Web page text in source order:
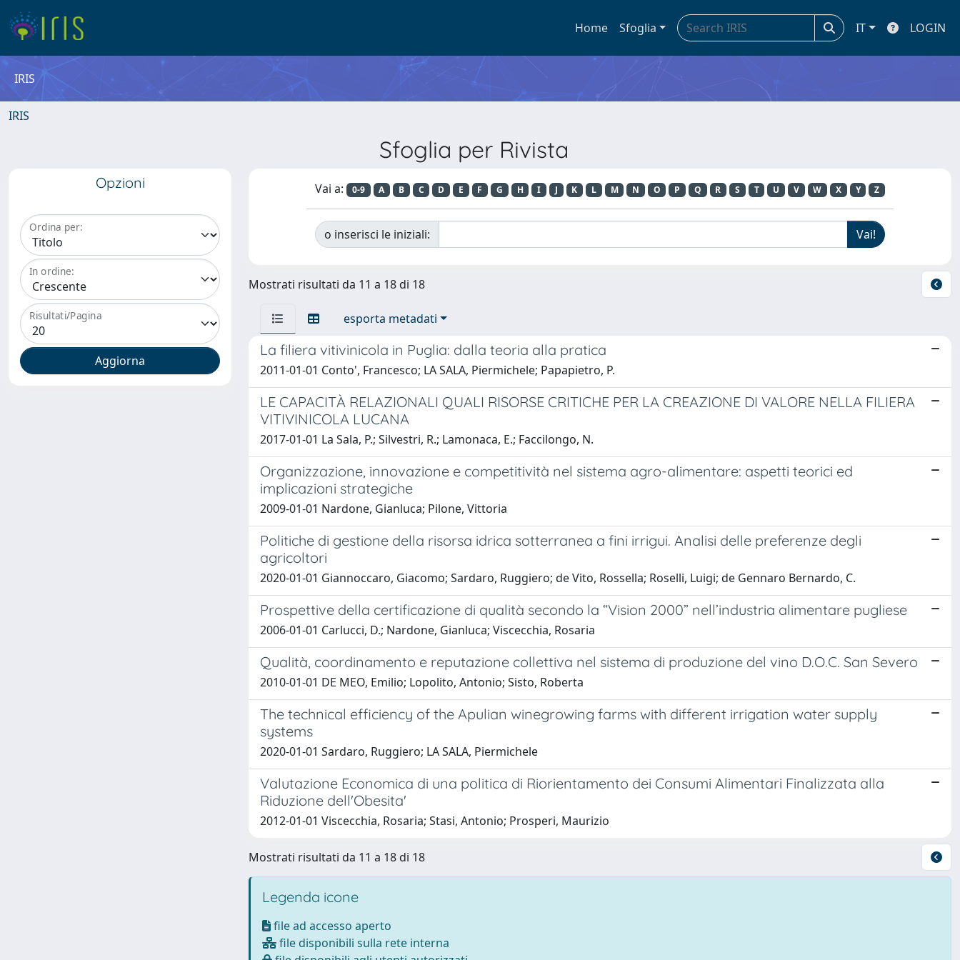
Home Sfoglia IT LOGIN
IRIS
IRIS
Sfoglia per Rivista
Opzioni
Ordina per:
In ordine:
Risultati/Pagina
Vai a: 0-9 A B C D E F G H I J K L M N O P Q R S T U V W X Y Z
o inserisci le iniziali:
Mostrati risultati da 11 a 18 di 18
esporta metadati
La filiera vitivinicola in Puglia: dalla teoria alla pratica
2011-01-01 Conto', Francesco; LA SALA, Piermichele; Papapietro, P.
LE CAPACITÀ RELAZIONALI QUALI RISORSE CRITICHE PER LA CREAZIONE DI VALORE NELLA FILIERA
VITIVINICOLA LUCANA
2017-01-01 La Sala, P.; Silvestri, R.; Lamonaca, E.; Faccilongo, N.
Organizzazione, innovazione e competitività nel sistema agro-alimentare: aspetti teorici ed
implicazioni strategiche
2009-01-01 Nardone, Gianluca; Pilone, Vittoria
Politiche di gestione della risorsa idrica sotterranea a fini irrigui. Analisi delle preferenze degli
agricoltori
2020-01-01 Giannoccaro, Giacomo; Sardaro, Ruggiero; de Vito, Rossella; Roselli, Luigi; de Gennaro Bernardo, C.
Prospettive della certificazione di qualità secondo la “Vision 2000” nell’industria alimentare pugliese
2006-01-01 Carlucci, D.; Nardone, Gianluca; Viscecchia, Rosaria
Qualità, coordinamento e reputazione collettiva nel sistema di produzione del vino D.O.C. San Severo
2010-01-01 DE MEO, Emilio; Lopolito, Antonio; Sisto, Roberta
The technical efficiency of the Apulian winegrowing farms with different irrigation water supply
systems
2020-01-01 Sardaro, Ruggiero; LA SALA, Piermichele
Valutazione Economica di una politica di Riorientamento dei Consumi Alimentari Finalizzata alla
Riduzione dell'Obesita'
2012-01-01 Viscecchia, Rosaria; Stasi, Antonio; Prosperi, Maurizio
Mostrati risultati da 11 a 18 di 18
Legenda icone
file ad accesso aperto
file disponibili sulla rete interna